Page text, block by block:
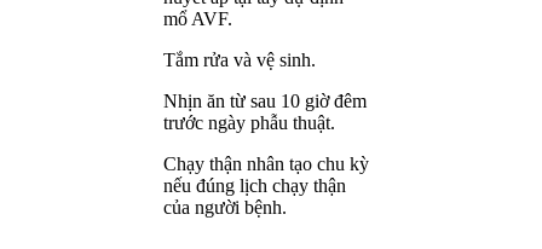
mổ AVF.
Tắm rửa và vệ sinh.
Nhịn ăn từ sau 10 giờ đêm
trước ngày phẫu thuật.
Chạy thận nhân tạo chu kỳ
nếu đúng lịch chạy thận
của người bệnh.